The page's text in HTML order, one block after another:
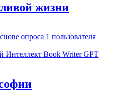
жизни
опроса 1 пользователя
Интеллект Book Writer GPT